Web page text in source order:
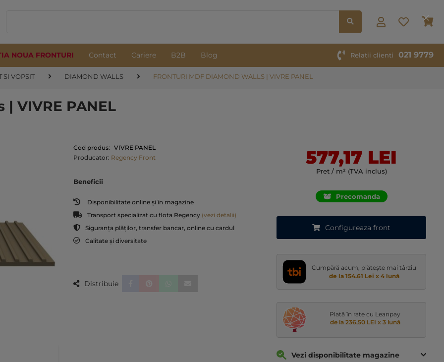
NOUA FRONTURI Contact Cariere B2B Blog Relatii clienti 021 9779
SI VOPSIT DIAMOND WALLS FRONTURI MDF DIAMOND WALLS | VIVRE PANEL
VIVRE PANEL
577,17 LEI
Pret / m² (TVA inclus)
Precomanda
Configureaza front
Cumpără acum, plătește mai târziu
de la 154.61 Lei x 4 lună
Plată în rate cu Leanpay
de la 236,50 LEI x 3 lună
Vezi disponibilitate magazine
Cod produs: VIVRE PANEL
Producator: Regency Front
Beneficii
Disponibilitate online și în magazine
Transport specializat cu flota Regency (vezi detalii)
Siguranța plăților, transfer bancar, online cu cardul
Calitate și diversitate
Distribuie